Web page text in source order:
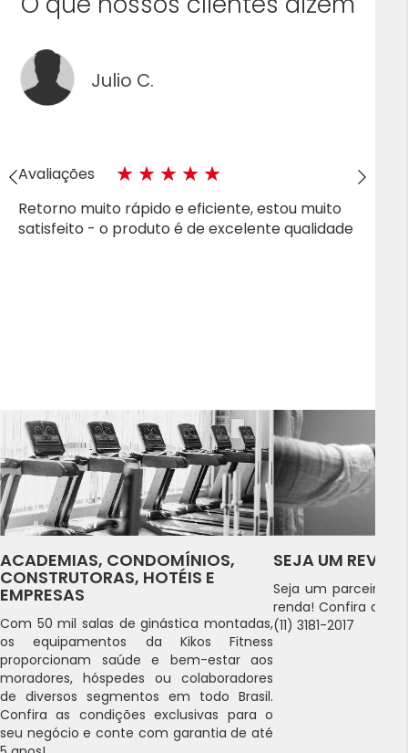
Avaliações
Retorno muito rápido e eficiente, estou muito
satisfeito - o produto é de excelente qualidade
Julio C.
ACADEMIAS, CONDOMÍNIOS,
CONSTRUTORAS, HOTÉIS E
EMPRESAS
Com 50 mil salas de ginástica montadas,
os equipamentos da Kikos Fitness
proporcionam saúde e bem-estar aos
moradores, hóspedes ou colaboradores
de diversos segmentos em todo Brasil.
Confira as condições exclusivas para o
seu negócio e conte com garantia de até
SEJA UM
Seja um parceiro
renda! Confira as
(11) 3181-2017